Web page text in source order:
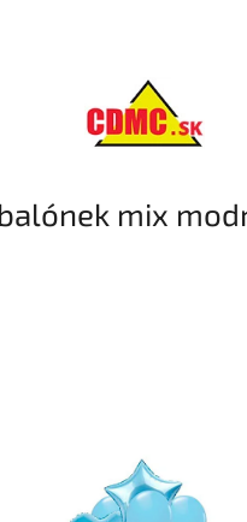
mix